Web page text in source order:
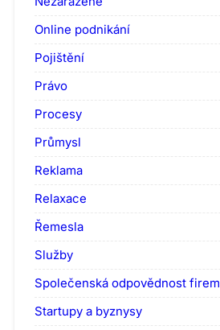
Online podnikání
Pojištění
Právo
Procesy
Průmysl
Reklama
Relaxace
Řemesla
Služby
Společenská odpovědnost firem
Startupy a byznysy